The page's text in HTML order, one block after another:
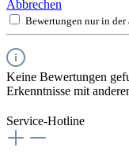
Abbrechen
Bewertungen nur in der
Keine Bewertungen
Erkenntnisse mit
Service-Hotline